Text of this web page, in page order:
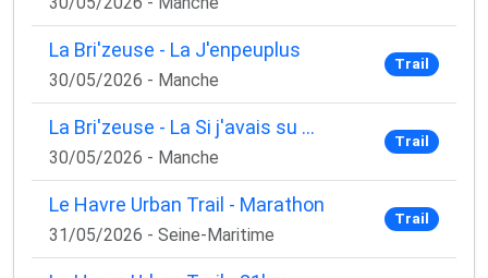
La Bri'zeuse - La J'enpeuplus
30/05/2026 - Manche
Trail
La Bri'zeuse - La Si j'avais su ...
30/05/2026 - Manche
Trail
Le Havre Urban Trail - Marathon
31/05/2026 - Seine-Maritime
Trail